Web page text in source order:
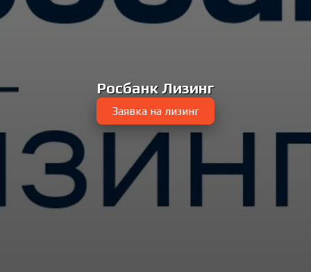
Росбанк Лизинг
Заявка на лизинг